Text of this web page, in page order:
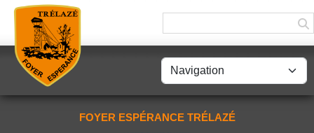
FOYER ESPÉRANCE TRÉLAZÉ
Panneau de gestion des cookies